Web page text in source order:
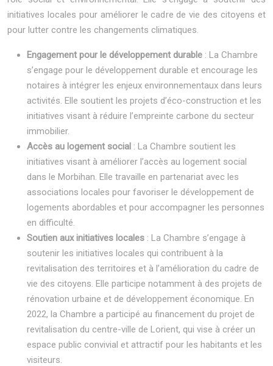
initiatives locales pour améliorer le cadre de vie des citoyens et
pour lutter contre les changements climatiques.
Engagement pour le développement durable : La Chambre
s’engage pour le développement durable et encourage les
notaires à intégrer les enjeux environnementaux dans leurs
activités. Elle soutient les projets d’éco-construction et les
initiatives visant à réduire l’empreinte carbone du secteur
immobilier.
Accès au logement social : La Chambre soutient les
initiatives visant à améliorer l’accès au logement social
dans le Morbihan. Elle travaille en partenariat avec les
associations locales pour favoriser le développement de
logements abordables et pour accompagner les personnes
en difficulté.
Soutien aux initiatives locales : La Chambre s’engage à
soutenir les initiatives locales qui contribuent à la
revitalisation des territoires et à l’amélioration du cadre de
vie des citoyens. Elle participe notamment à des projets de
rénovation urbaine et de développement économique. En
2022, la Chambre a participé au financement du projet de
revitalisation du centre-ville de Lorient, qui vise à créer un
espace public convivial et attractif pour les habitants et les
visiteurs.